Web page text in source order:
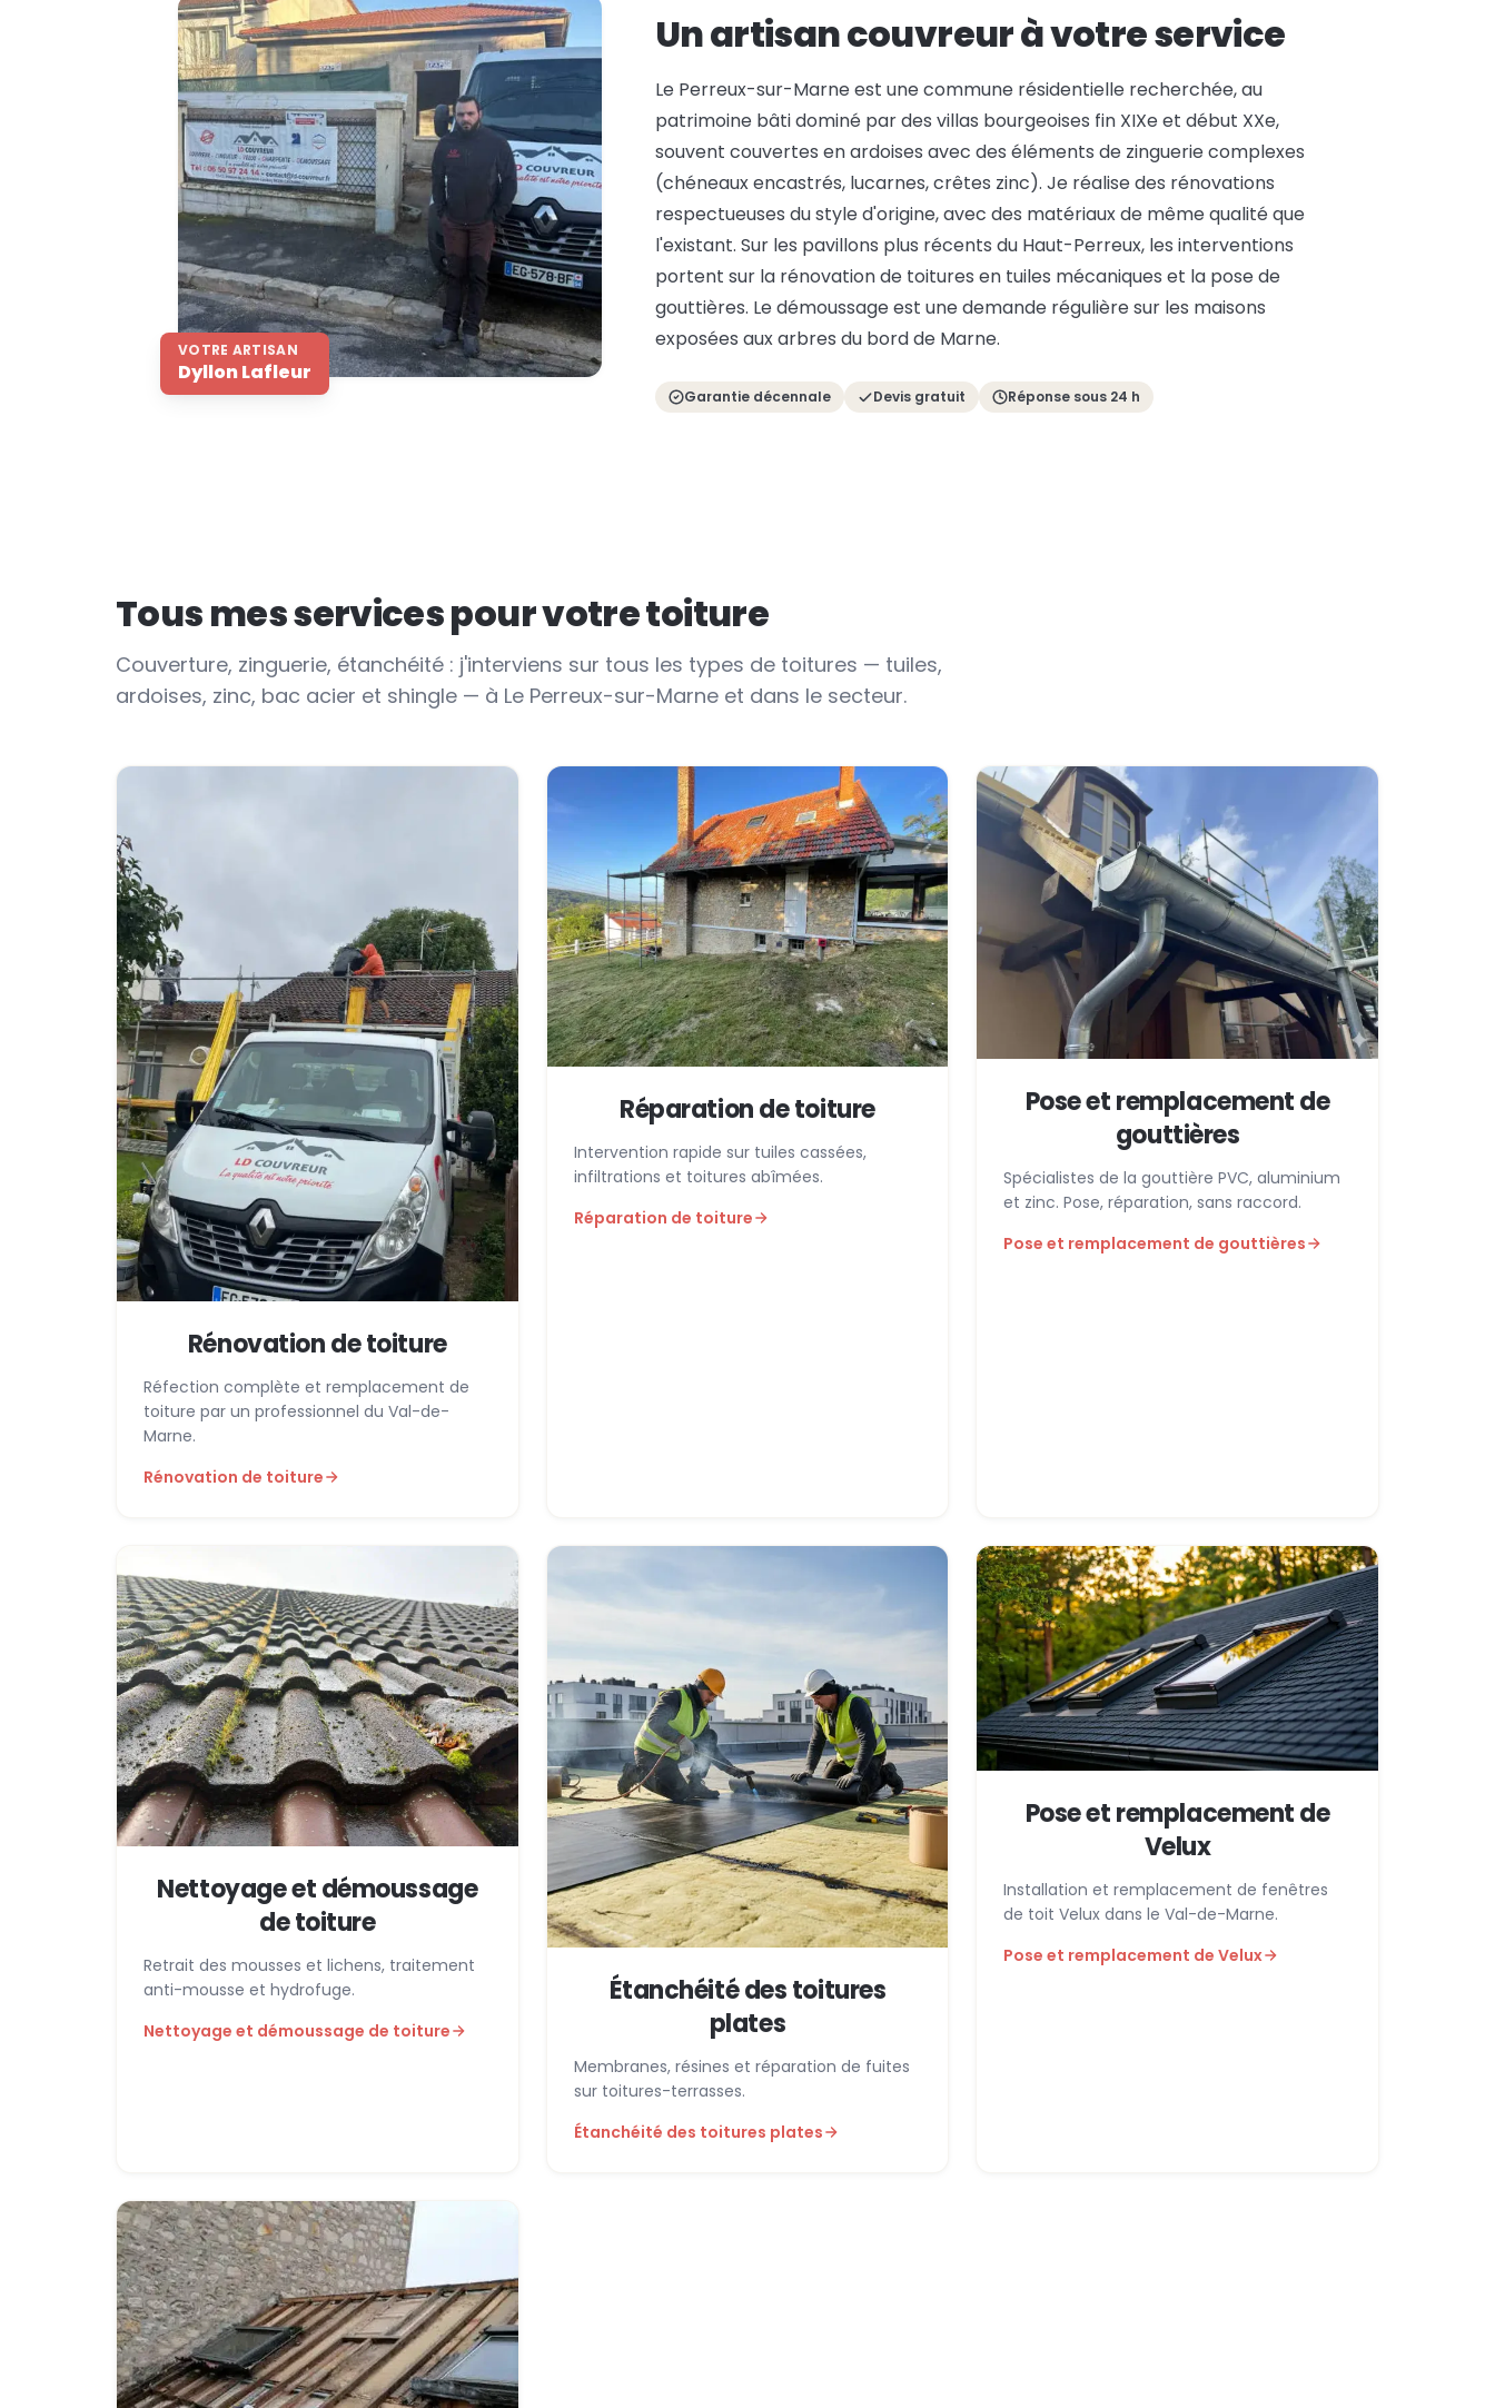
VOTRE ARTISAN
Dyllon Lafleur
Un artisan couvreur à votre service
Le Perreux-sur-Marne est une commune résidentielle recherchée, au
patrimoine bâti dominé par des villas bourgeoises fin XIXe et début XXe,
souvent couvertes en ardoises avec des éléments de zinguerie complexes
(chéneaux encastrés, lucarnes, crêtes zinc). Je réalise des rénovations
respectueuses du style d'origine, avec des matériaux de même qualité que
l'existant. Sur les pavillons plus récents du Haut-Perreux, les interventions
portent sur la rénovation de toitures en tuiles mécaniques et la pose de
gouttières. Le démoussage est une demande régulière sur les maisons
exposées aux arbres du bord de Marne.
Garantie décennale Devis gratuit Réponse sous 24 h
Tous mes services pour votre toiture
Couverture, zinguerie, étanchéité : j'interviens sur tous les types de toitures — tuiles,
ardoises, zinc, bac acier et shingle — à Le Perreux-sur-Marne et dans le secteur.
Rénovation de toiture
Réfection complète et remplacement de
toiture par un professionnel du Val-de-
Marne.
Rénovation de toiture
Réparation de toiture
Intervention rapide sur tuiles cassées,
infiltrations et toitures abîmées.
Réparation de toiture
Pose et remplacement de
gouttières
Spécialistes de la gouttière PVC, aluminium
et zinc. Pose, réparation, sans raccord.
Pose et remplacement de gouttières
Nettoyage et démoussage
de toiture
Retrait des mousses et lichens, traitement
anti-mousse et hydrofuge.
Nettoyage et démoussage de toiture
Étanchéité des toitures
plates
Membranes, résines et réparation de fuites
sur toitures-terrasses.
Étanchéité des toitures plates
Pose et remplacement de
Velux
Installation et remplacement de fenêtres
de toit Velux dans le Val-de-Marne.
Pose et remplacement de Velux